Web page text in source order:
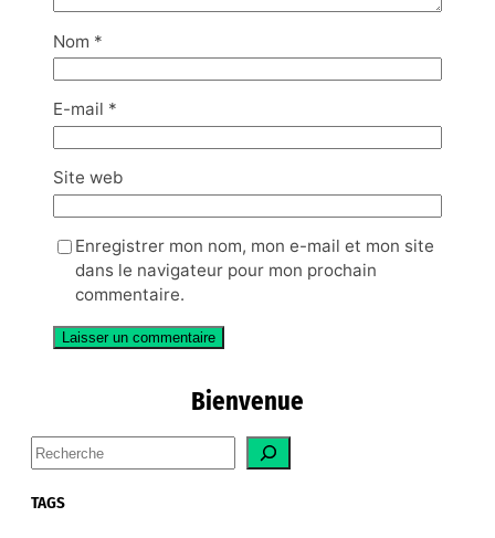
Nom *
E-mail *
Site web
Enregistrer mon nom, mon e-mail et mon site
dans le navigateur pour mon prochain
commentaire.
Bienvenue
S
e
a
TAGS